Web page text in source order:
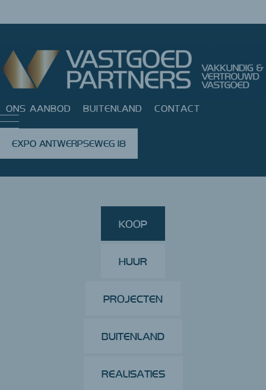
ONS AANBOD BUITENLAND CONTACT
EXPO ANTWERPSEWEG 18
KOOP
HUUR
PROJECTEN
BUITENLAND
REALISATIES